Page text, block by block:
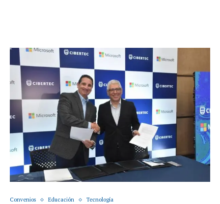
Convenios Educación Tecnología